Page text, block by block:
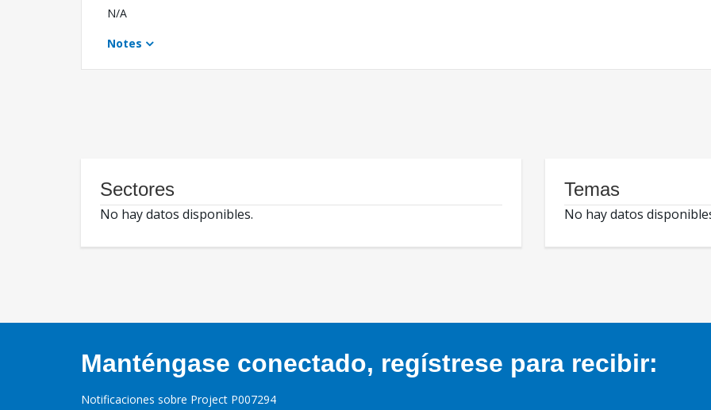
N/A
Notes
Sectores
No hay datos disponibles.
Temas
No hay datos
Manténgase conectado, regístrese para recibir:
Notificaciones sobre Project P007294